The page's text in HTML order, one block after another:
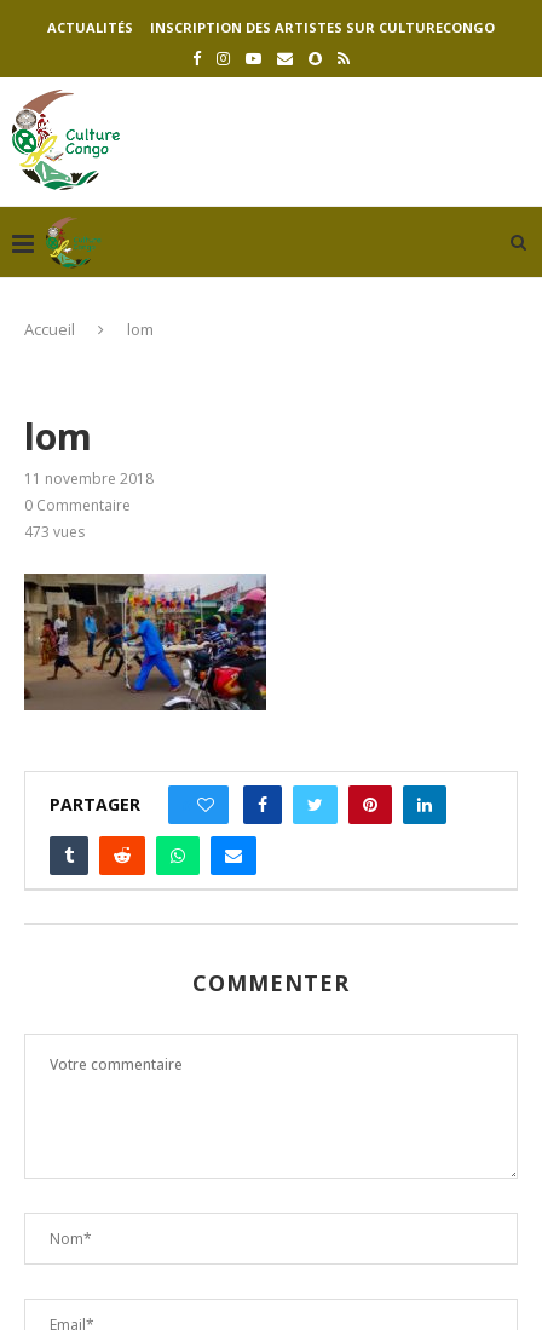
ACTUALITÉS INSCRIPTION DES ARTISTES SUR CULTURECONGO
Accueil lom
lom
11 novembre 2018
0 Commentaire
473 vues
PARTAGER
COMMENTER